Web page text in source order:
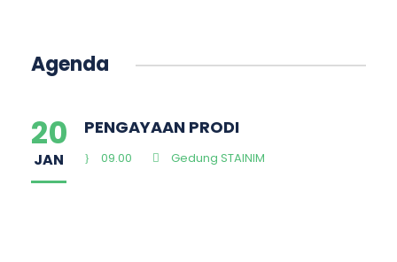
Agenda
20
JAN
PENGAYAAN PRODI
09.00 Gedung STAINIM